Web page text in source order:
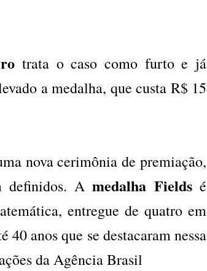
trata o caso como furto e já
a medalha, que custa R$ 15
nova cerimônia de premiação,
definidos. Amedalha Fieldsé
entregue de quatro em
anos que se destacaram nessa
da Agência Brasil